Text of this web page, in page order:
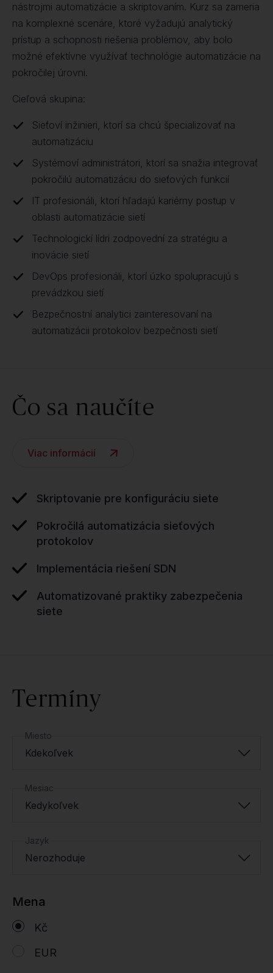
nástrojmi automatizácie a skriptovaním. Kurz sa zameria
na komplexné scenáre, ktoré vyžadujú analytický
prístup a schopnosti riešenia problémov, aby bolo
možné efektívne využívať technológie automatizácie na
pokročilej úrovni.
Cieľová skupina:
Sieťoví inžinieri, ktorí sa chcú špecializovať na
automatizáciu
Systémoví administrátori, ktorí sa snažia integrovať
pokročilú automatizáciu do sieťových funkcií
IT profesionáli, ktorí hľadajú kariérny postup v
oblasti automatizácie sietí
Technologickí lídri zodpovední za stratégiu a
inovácie sietí
DevOps profesionáli, ktorí úzko spolupracujú s
prevádzkou sietí
Bezpečnostní analytici zainteresovaní na
automatizácii protokolov bezpečnosti sietí
Čo sa naučíte
Viac informácií
Skriptovanie pre konfiguráciu siete
Pokročilá automatizácia sieťových
protokolov
Implementácia riešení SDN
Automatizované praktiky zabezpečenia
siete
Termíny
Miesto
Kdekoľvek
Mesiac
Kedykoľvek
Jazyk
Nerozhoduje
Mena
Kč
EUR